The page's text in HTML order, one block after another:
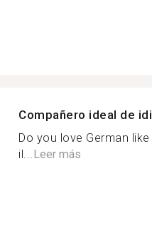
Compañero ideal de
Do you love German
il...Leer más